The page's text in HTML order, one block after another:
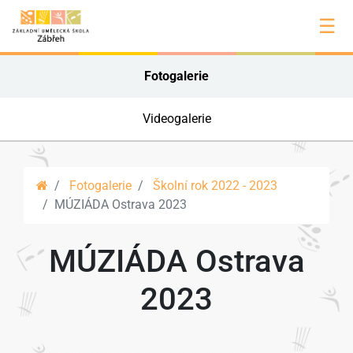
☰
Fotogalerie
Videogalerie
Fotogalerie
Školní rok 2022 - 2023
MÚZIÁDA Ostrava 2023
MÚZIÁDA Ostrava
2023